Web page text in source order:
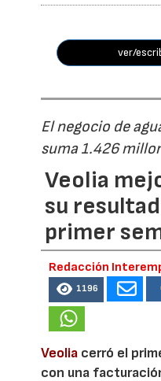
ver/
El negocio de
suma 1.426
Veolia
su
primer
Redacción
1196
Veolia cerró el
con una